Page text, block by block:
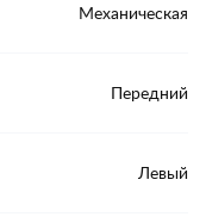
Механическая
Передний
Левый